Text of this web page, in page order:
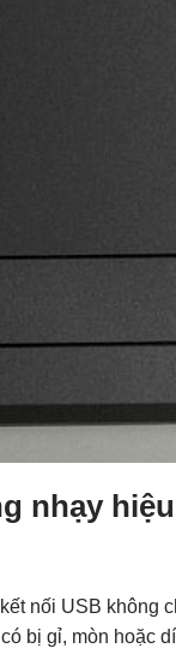
nhạy
nối USB không
bị gỉ, mòn hoặc